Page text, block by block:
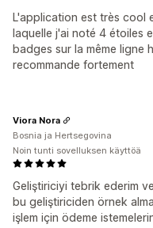
L'application est très cool
laquelle j'ai noté 4 étoiles
badges sur la même ligne
recommande fortement
Geliştiriciyi tebrik ederim
bu geliştiriciden örnek
işlem için ödeme
Viora Nora
Bosnia ja Hertsegovina
Noin tunti sovelluksen käyttöä